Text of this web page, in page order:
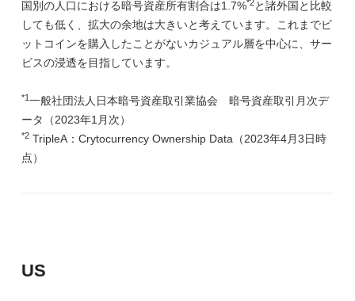
国別の人口における暗号資産所有割合は1.7%*2と諸外国と比較
しても低く、拡大の余地は大きいと考えています。これまでビ
ットコインを購入したことがないカジュアル層を中心に、サー
ビスの浸透を目指しています。
*1一般社団法人日本暗号資産取引業協会 暗号資産取引月次デ
ータ（2023年1月次）
*2 TripleA：Crytocurrency Ownership Data（2023年4月3日時
点）
US